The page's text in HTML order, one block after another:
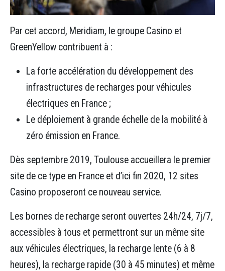
Par cet accord, Meridiam, le groupe Casino et
GreenYellow contribuent à :
La forte accélération du développement des
infrastructures de recharges pour véhicules
électriques en France ;
Le déploiement à grande échelle de la mobilité à
zéro émission en France.
Dès septembre 2019, Toulouse accueillera le premier
site de ce type en France et d’ici fin 2020, 12 sites
Casino proposeront ce nouveau service.
Les bornes de recharge seront ouvertes 24h/24, 7j/7,
accessibles à tous et permettront sur un même site
aux véhicules électriques, la recharge lente (6 à 8
heures), la recharge rapide (30 à 45 minutes) et même